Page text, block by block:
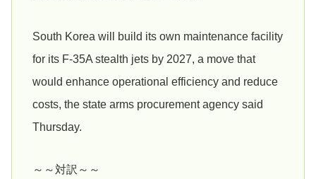
South Korea will build its own maintenance facility
for its F-35A stealth jets by 2027, a move that
would enhance operational efficiency and reduce
costs, the state arms procurement agency said
Thursday.
～～対訳～～